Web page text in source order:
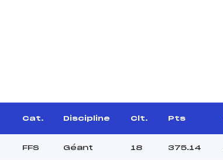
Cat. Discipline Clt. Pts
FFS Géant 18 375.14